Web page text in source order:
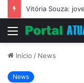
Menu
Início / News
News